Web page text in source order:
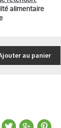
alimentaire
au panier